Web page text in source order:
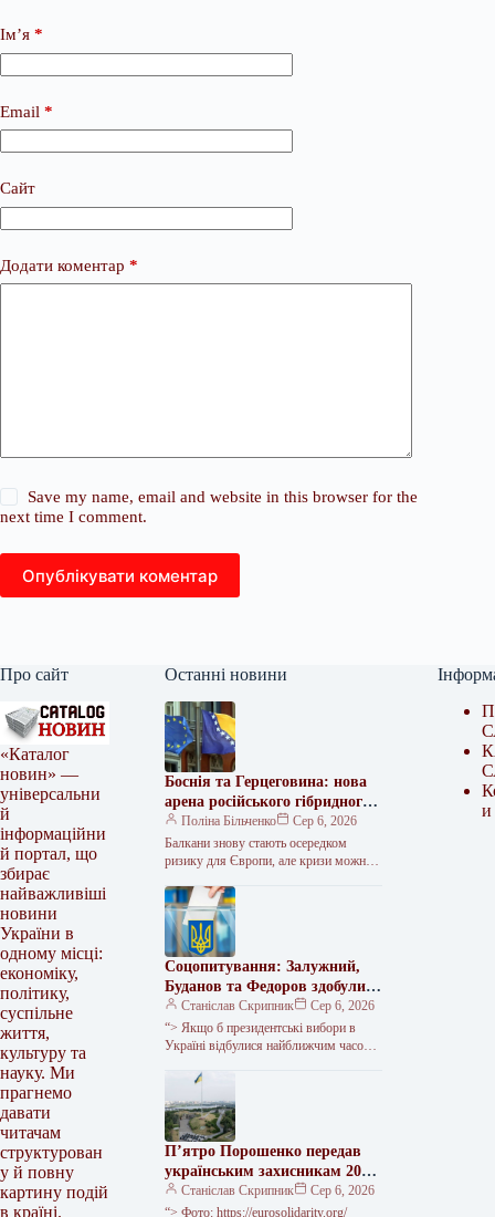
Ім’я *
Email *
Сайт
Додати коментар *
Save my name, email and website in this browser for the
next time I comment.
Опублікувати коментар
Про сайт
«Каталог
новин» —
універсальни
й
інформаційни
й портал, що
збирає
найважливіші
новини
України в
одному місці:
економіку,
політику,
суспільне
життя,
культуру та
науку. Ми
прагнемо
давати
читачам
структурован
у й повну
картину подій
в країні.
Останні новини
Боснія та Герцеговина: нова
арена російського гібридного
протистояння?
Поліна Більченко
Сер 6, 2026
Балкани знову стають осередком
ризику для Європи, але кризи можна
зосереджена на протистоянні Росії в
Україні,…
Соцопитування: Залужний,
Буданов та Федоров здобули б
перемогу над Зеленським у
другому турі виборів, тоді як
у першому турі він посідає
Станіслав Скрипник
Сер 6, 2026
“> Якщо б президентські вибори в
Україні відбулися найближчим часом,
Зеленський та посол України у
Великій…
П’ятро Порошенко передав
українським захисникам 20
комплексів “Ай-Петрі”,
кошти на які були зібрані
Станіслав Скрипник
Сер 6, 2026
“> Фото: https://eurosolidarity.org/
и